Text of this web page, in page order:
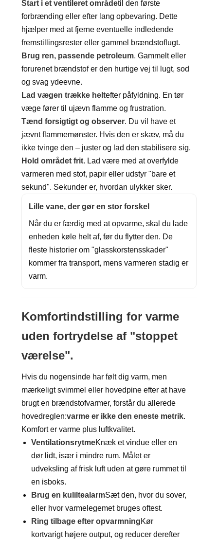
Start i et ventileret områdetil den første
forbrænding eller efter lang opbevaring. Dette
hjælper med at fjerne eventuelle indledende
fremstillingsrester eller gammel brændstoflugt.
Brug ren, passende petroleum. Gammelt eller
forurenet brændstof er den hurtige vej til lugt, sod
og svag ydeevne.
Lad vægen trække heltefter påfyldning. En tør
væge fører til ujævn flamme og frustration.
Tænd forsigtigt og observer. Du vil have et
jævnt flammemønster. Hvis den er skæv, må du
ikke tvinge den – juster og lad den stabilisere sig.
Hold området frit. Lad være med at overfylde
varmeren med stof, papir eller udstyr "bare et
sekund". Sekunder er, hvordan ulykker sker.
Lille vane, der gør en stor forskel
Når du er færdig med at opvarme, skal du lade
enheden køle helt af, før du flytter den. De
fleste historier om "glasskorstensskader"
kommer fra transport, mens varmeren stadig er
varm.
Komfortindstilling for varme
uden fortrydelse af "stoppet
værelse".
Hvis du nogensinde har følt dig varm, men
mærkeligt svimmel eller hovedpine efter at have
brugt en brændstofvarmer, forstår du allerede
hovedreglen:varme er ikke den eneste metrik.
Komfort er varme plus luftkvalitet.
VentilationsrytmeKnæk et vindue eller en
dør lidt, især i mindre rum. Målet er
udveksling af frisk luft uden at gøre rummet til
en isboks.
Brug en kuliltealarmSæt den, hvor du sover,
eller hvor varmelegemet bruges oftest.
Ring tilbage efter opvarmningKør
kortvarigt højere output, og reducer derefter